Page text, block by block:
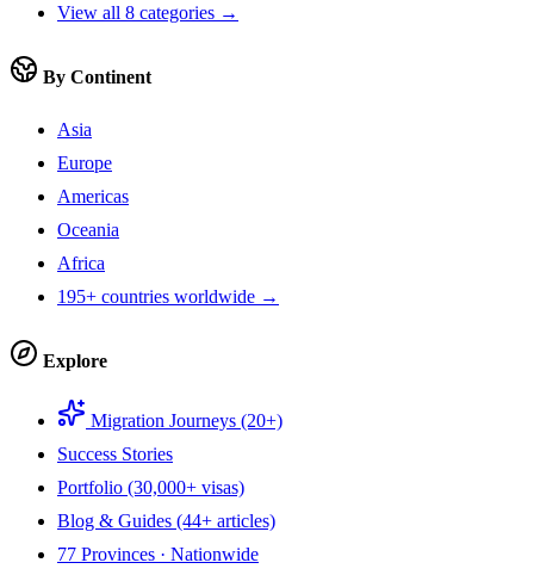
View all 8 categories →
By Continent
Asia
Europe
Americas
Oceania
Africa
195+ countries worldwide →
Explore
Migration Journeys (20+)
Success Stories
Portfolio (30,000+ visas)
Blog & Guides (44+ articles)
77 Provinces · Nationwide